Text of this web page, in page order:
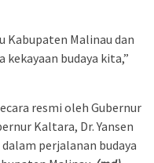
Kabupaten Malinau dan
budaya kita,”
resmi oleh Gubernur
Kaltara, Dr. Yansen
perjalanan budaya